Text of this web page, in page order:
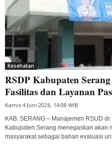
Kesehatan
RSDP Kabupaten
Fasilitas dan Layanan
Kamis 4 Juni 2026, 14:08 WIB
KAB. SERANG – Manajemen RSUD
Kabupaten Serang menegaskan akan
masyarakat sebagai bahan evaluasi